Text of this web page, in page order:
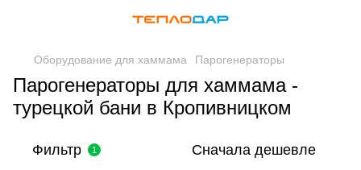
Оборудование для хаммама Парогенераторы
Парогенераторы для хаммама -
турецкой бани в Кропивницком
Фильтр 1 Сначала дешевле